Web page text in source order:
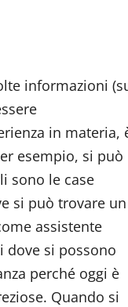
informazioni
in materia,
esempio, si può
sono le case
si può trovare un
assistente
dove si possono
perché oggi è
Quando si